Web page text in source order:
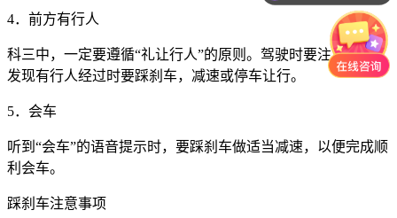
4．前方有行人
科三中，一定要遵循“礼让行人”的原则。驾驶时要注意观察，
发现有行人经过时要踩刹车，减速或停车让行。
5．会车
听到“会车”的语音提示时，要踩刹车做适当减速，以便完成顺
利会车。
踩刹车注意事项